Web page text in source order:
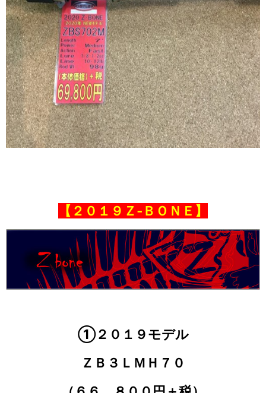
【２０１９Ｚ‐ＢＯＮＥ】
①２０１９モデル
ＺＢ３ＬＭＨ７０